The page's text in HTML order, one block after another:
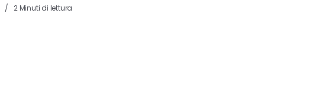
2 Minuti di lettura